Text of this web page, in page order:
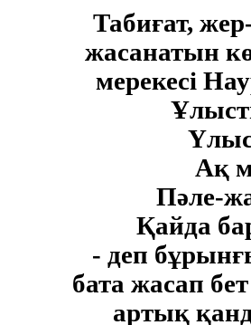
Табиғат,
жасанатын
мерекесі
Ақ
Пәле-
Қайда
- деп
бата жасап
артық